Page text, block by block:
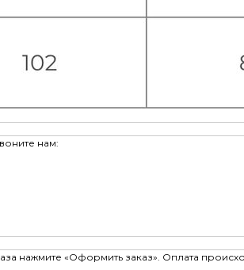
нам:
нажмите «Оформить заказ». Оплата